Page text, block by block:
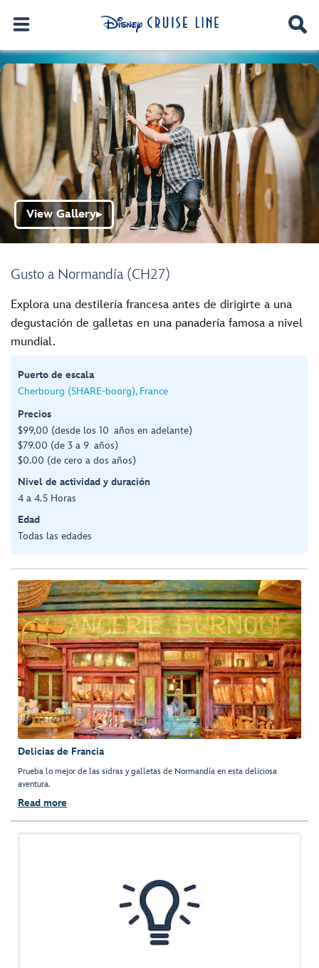
Gusto a Normandía (CH27)
View Gallery▶
Explora una destilería francesa antes de dirigirte a una
degustación de galletas en una panadería famosa a nivel
mundial.
Puerto de escala
Cherbourg (SHARE-boorg), France
Precios
$99,00 (desde los 10 años en adelante)
$79.00 (de 3 a 9 años)
$0.00 (de cero a dos años)
Nivel de actividad y duración
4 a 4.5 Horas
Edad
Todas las edades
Delicias de Francia
Prueba lo mejor de las sidras y galletas de Normandía en esta deliciosa
aventura.
Read more